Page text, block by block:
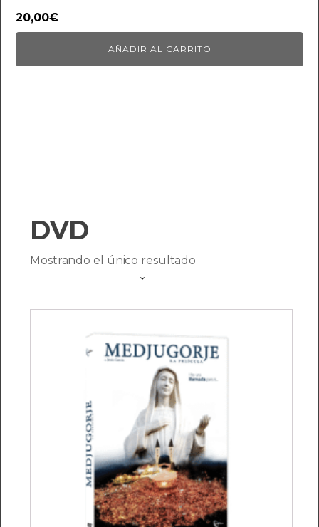
20,00€
AÑADIR AL CARRITO
DVD
Mostrando el único resultado